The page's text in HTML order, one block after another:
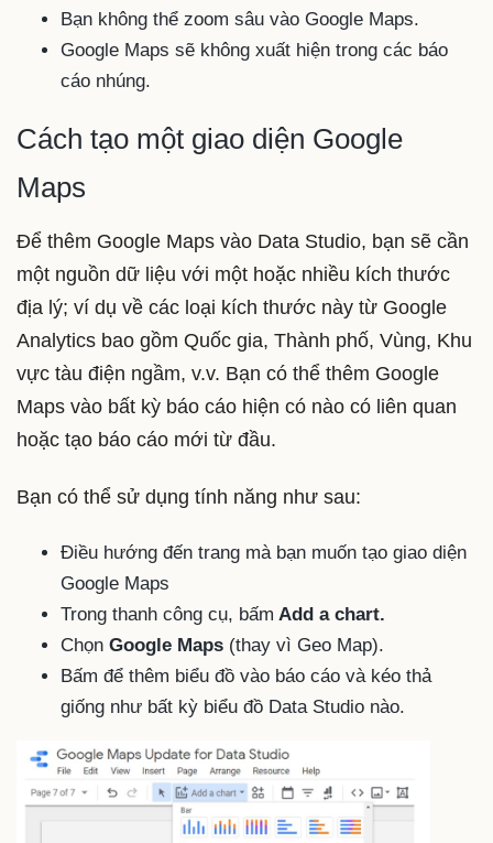
Bạn không thể zoom sâu vào Google Maps.
Google Maps sẽ không xuất hiện trong các báo
cáo nhúng.
Cách tạo một giao diện Google
Maps
Để thêm Google Maps vào Data Studio, bạn sẽ cần
một nguồn dữ liệu với một hoặc nhiều kích thước
địa lý; ví dụ về các loại kích thước này từ Google
Analytics bao gồm Quốc gia, Thành phố, Vùng, Khu
vực tàu điện ngầm, v.v. Bạn có thể thêm Google
Maps vào bất kỳ báo cáo hiện có nào có liên quan
hoặc tạo báo cáo mới từ đầu.
Bạn có thể sử dụng tính năng như sau:
Điều hướng đến trang mà bạn muốn tạo giao diện
Google Maps
Trong thanh công cụ, bấm Add a chart.
Chọn Google Maps (thay vì Geo Map).
Bấm để thêm biểu đồ vào báo cáo và kéo thả
giống như bất kỳ biểu đồ Data Studio nào.